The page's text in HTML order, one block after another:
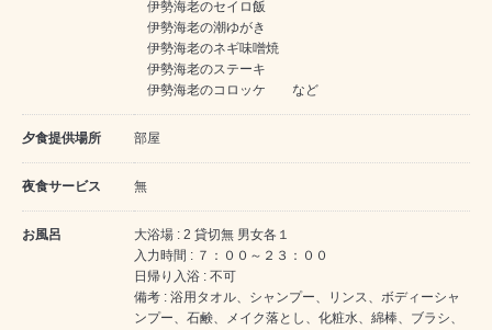
伊勢海老のセイロ飯
伊勢海老の潮ゆがき
伊勢海老のネギ味噌焼
伊勢海老のステーキ
伊勢海老のコロッケ など
夕食提供場所 部屋
夜食サービス 無
お風呂
大浴場 : 2 貸切無 男女各１
入力時間 : ７：００～２３：００
日帰り入浴 : 不可
備考 : 浴用タオル、シャンプー、リンス、ボディーシャ
ンプー、石鹸、メイク落とし、化粧水、綿棒、ブラシ、